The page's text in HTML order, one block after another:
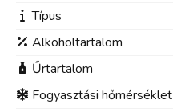
Típus
Alkoholtartalom
Űrtartalom
Fogyasztási hőmérséklet